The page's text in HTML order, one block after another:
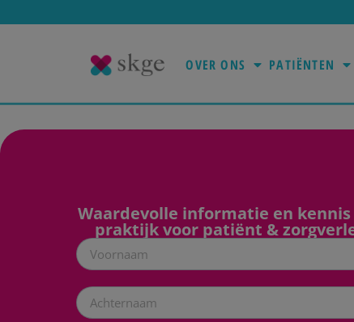
OVER ONS PATIËNTEN
Waardevolle informatie en
praktijk voor patiënt &